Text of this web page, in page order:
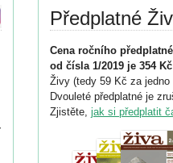
Předplatné
Cena ročního
od čísla 1/2019 je 354 Kč
Živy (tedy 59 Kč za jedno
Dvouleté předplatné je
Zjistěte, jak si předplatit